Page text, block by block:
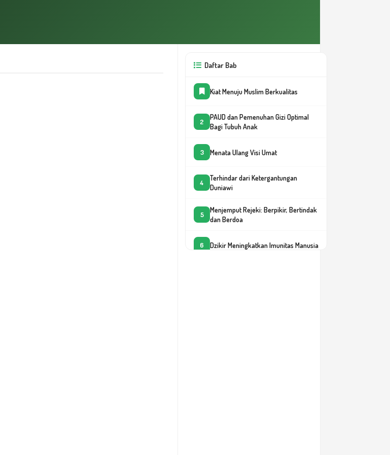
Daftar Bab
Kiat Menuju Muslim Berkualitas
2
PAUD dan Pemenuhan Gizi Optimal
Bagi Tubuh Anak
3 Menata Ulang Visi Umat
4
Terhindar dari Ketergantungan
Duniawi
5
Menjemput Rejeki: Berpikir, Bertindak
dan Berdoa
6 Dzikir Meningkatkan Imunitas Manusia